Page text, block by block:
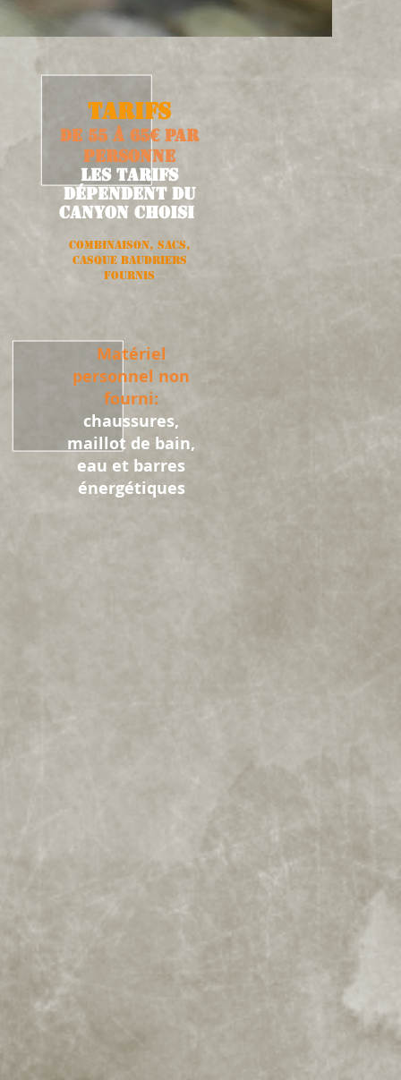
TARIFS
de 55 à 65€ par
personne
les tarifs
dépendent du
canyon choisi
Combinaison, sacs,
casque baudriers
fournis
Matériel
personnel non
fourni:
chaussures,
maillot de bain,
eau et barres
énergétiques